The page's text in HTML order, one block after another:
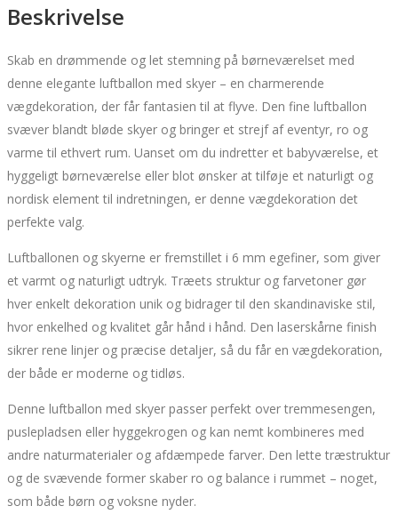
Beskrivelse
Skab en drømmende og let stemning på børneværelset med
denne elegante luftballon med skyer – en charmerende
vægdekoration, der får fantasien til at flyve. Den fine luftballon
svæver blandt bløde skyer og bringer et strejf af eventyr, ro og
varme til ethvert rum. Uanset om du indretter et babyværelse, et
hyggeligt børneværelse eller blot ønsker at tilføje et naturligt og
nordisk element til indretningen, er denne vægdekoration det
perfekte valg.
Luftballonen og skyerne er fremstillet i 6 mm egefiner, som giver
et varmt og naturligt udtryk. Træets struktur og farvetoner gør
hver enkelt dekoration unik og bidrager til den skandinaviske stil,
hvor enkelhed og kvalitet går hånd i hånd. Den laserskårne finish
sikrer rene linjer og præcise detaljer, så du får en vægdekoration,
der både er moderne og tidløs.
Denne luftballon med skyer passer perfekt over tremmesengen,
puslepladsen eller hyggekrogen og kan nemt kombineres med
andre naturmaterialer og afdæmpede farver. Den lette træstruktur
og de svævende former skaber ro og balance i rummet – noget,
som både børn og voksne nyder.